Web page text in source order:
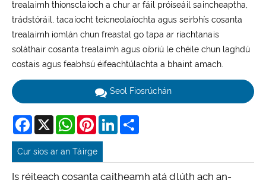
trealaimh thionsclaíoch a chur ar fáil próiseáil saincheaptha,
trádstóráil, tacaíocht teicneolaíochta agus seirbhís cosanta
trealaimh iomlán chun freastal go tapa ar riachtanais
soláthair cosanta trealaimh agus oibriú le chéile chun laghdú
costais agus feabhsú éifeachtúlachta a bhaint amach.
Seol Fiosrúchán
Facebook
X WhatsAppPinterestLinkedIn
Cur síos ar an Táirge
Is réiteach cosanta caitheamh atá dlúth ach an-